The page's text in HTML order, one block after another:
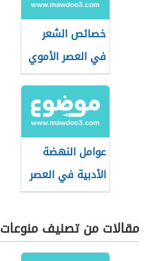
خصائص الشعر
في العصر الأموي
عوامل النهضة
الأدبية في العصر
الحديث
مقالات من تصنيف منوعات